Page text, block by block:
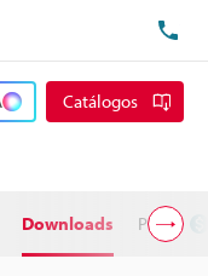
Catálogos
Downloads Preço